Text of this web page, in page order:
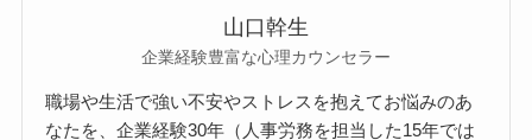
山口幹生
企業経験豊富な心理カウンセラー
職場や生活で強い不安やストレスを抱えてお悩みのあ
なたを、企業経験30年（人事労務を担当した15年では